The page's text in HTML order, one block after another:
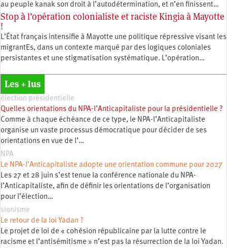
au peuple kanak son droit à l’autodétermination, et n’en finissent…
Stop à l’opération colonialiste et raciste Kingia à Mayotte
!
L’État français intensifie à Mayotte une politique répressive visant les
migrantEs, dans un contexte marqué par des logiques coloniales
persistantes et une stigmatisation systématique. L’opération…
Les + lus
élection présidentielle
Quelles orientations du NPA-l’Anticapitaliste pour la présidentielle ?
Comme à chaque échéance de ce type, le NPA-l’Anticapitaliste
organise un vaste processus démocratique pour décider de ses
orientations en vue de l’…
NPA
Le NPA-l’Anticapitaliste adopte une orientation commune pour 2027
Les 27 et 28 juin s’est tenue la conférence nationale du NPA-
l’Anticapitaliste, afin de définir les orientations de l’organisation
pour l’élection…
sionisme
Le retour de la loi Yadan ?
Le projet de loi de « cohésion républicaine par la lutte contre le
racisme et l’antisémitisme » n’est pas la résurrection de la loi Yadan.